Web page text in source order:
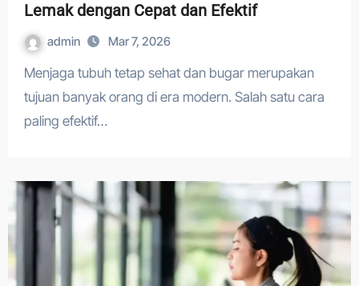
Lemak dengan Cepat dan Efektif
admin Mar 7, 2026
Menjaga tubuh tetap sehat dan bugar merupakan
tujuan banyak orang di era modern. Salah satu cara
paling efektif…